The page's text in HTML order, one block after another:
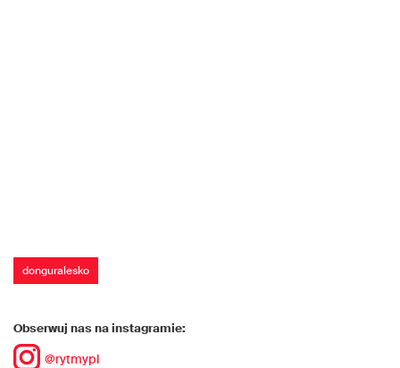
donguralesko
Obserwuj nas na instagramie:
@rytmypl